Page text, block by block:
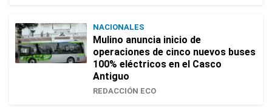
NACIONALES
Mulino anuncia inicio de
operaciones de cinco nuevos buses
100% eléctricos en el Casco
Antiguo
REDACCIÓN ECO